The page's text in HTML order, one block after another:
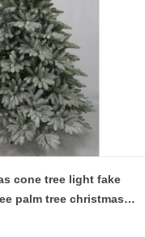
cone tree light fake
palm tree christmas